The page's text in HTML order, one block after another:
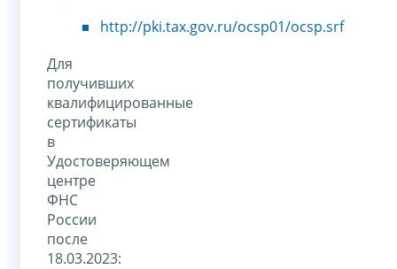
http://pki.tax.gov.ru/ocsp01/ocsp.srf
Для
получивших
квалифицированные
сертификаты
в
Удостоверяющем
центре
ФНС
России
после
18.03.2023: